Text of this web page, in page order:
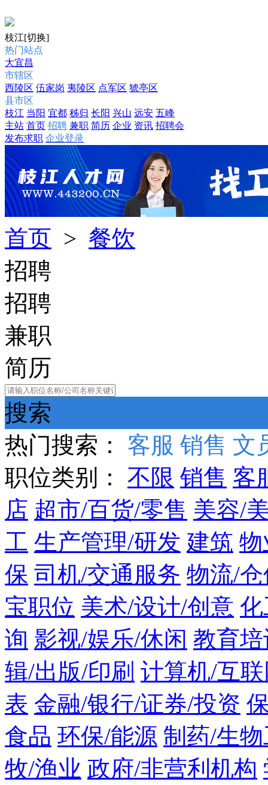
枝江[切换]
热门站点
大宜昌
市辖区
西陵区 伍家岗 夷陵区 点军区 猇亭区
县市区
枝江 当阳 宜都 秭归 长阳 兴山 远安 五峰
主站 首页 招聘 兼职 简历 企业 资讯 招聘会
发布求职 企业登录
首页 > 餐饮
招聘
招聘
兼职
简历
搜索
热门搜索：
客服 销售 文
职位类别：
不限 销售 客
店 超市/百货/零售 美容/
工 生产管理/研发 建筑 物
保 司机/交通服务 物流/
宝职位 美术/设计/创意
询 影视/娱乐/休闲 教育
辑/出版/印刷 计算机/互
表 金融/银行/证券/投资
食品 环保/能源 制药/生
牧/渔业 政府/非营利机构